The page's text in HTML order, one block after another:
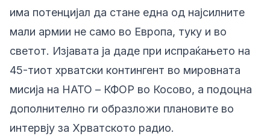
има потенцијал да стане една од најсилните
мали армии не само во Европа, туку и во
светот. Изјавата ја даде при испраќањето на
45-тиот хрватски контингент во мировната
мисија на НАТО – КФОР во Косово, а подоцна
дополнително ги образложи плановите во
интервју за Хрватското радио.